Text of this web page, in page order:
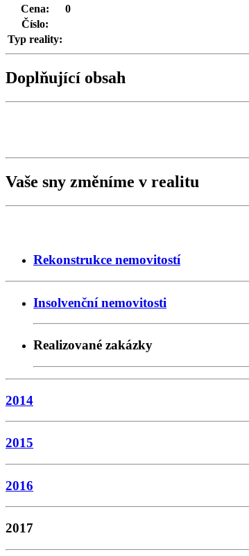
Cena:
0
Číslo:
Typ reality:
Doplňující obsah
Vaše sny změníme v realitu
Rekonstrukce nemovitostí
Insolvenční nemovitosti
Realizované zakázky
2014
2015
2016
2017